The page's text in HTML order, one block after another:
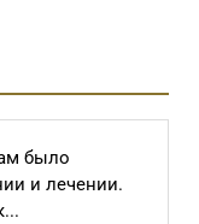
было
и лечении.